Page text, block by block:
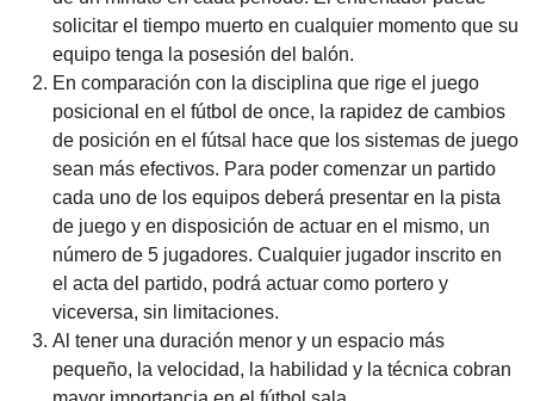
solicitar el tiempo muerto en cualquier momento que su
equipo tenga la posesión del balón.
En comparación con la disciplina que rige el juego
posicional en el fútbol de once, la rapidez de cambios
de posición en el fútsal hace que los sistemas de juego
sean más efectivos. Para poder comenzar un partido
cada uno de los equipos deberá presentar en la pista
de juego y en disposición de actuar en el mismo, un
número de 5 jugadores. Cualquier jugador inscrito en
el acta del partido, podrá actuar como portero y
viceversa, sin limitaciones.
Al tener una duración menor y un espacio más
pequeño, la velocidad, la habilidad y la técnica cobran